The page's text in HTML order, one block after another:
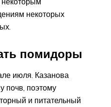
некоторых
помидоры
июля. Казанова
почв, поэтому
и питательный